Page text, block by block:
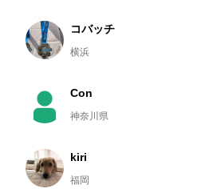
コバッチ
横浜
Con
神奈川県
kiri
福岡